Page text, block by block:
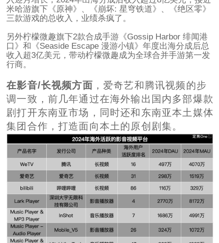
米哈游旗下《原神》、《崩坏: 星穹铁道》、《绝区零》
三款游戏的总收入，业绩杀疯了。
另外柠檬微趣旗下2款合成手游《Gossip Harbor 绯闻港
口》和《Seaside Escape 漫游小镇》年度出海分成后总
收入超3亿美元，带动柠檬微趣成为全球合并手游第一发
行商。
在影音/长视频方面 ，爱奇艺和腾讯视频的步
调一致，前几年通过在海外输出国内多部爆款
剧打开东南亚市场，同时还和东南亚本土媒体
集团合作，打造面向本土的原创剧集。